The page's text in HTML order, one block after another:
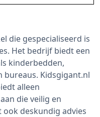
die gespecialiseerd is
Het bedrijf biedt een
kinderbedden,
bureaus. Kidsgigant.nl
alleen
die veilig en
deskundig advies